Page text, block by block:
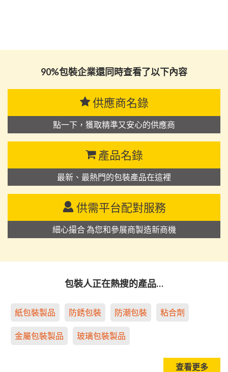
90%包裝企業還同時查看了以下內容
供應商名錄
點一下，獲取精準又安心的供應商
產品名錄
最新、最熱門的包裝產品在這裡
供需平台配對服務
細心撮合 為您和參展商製造新商機
包裝人正在熱搜的產品…
紙包裝製品 防銹包裝 防潮包裝 粘合劑
金屬包裝製品 玻璃包裝製品
查看更多